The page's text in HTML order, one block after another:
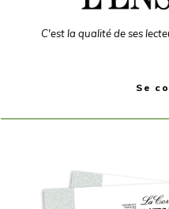
C'est la qualité de ses
Se